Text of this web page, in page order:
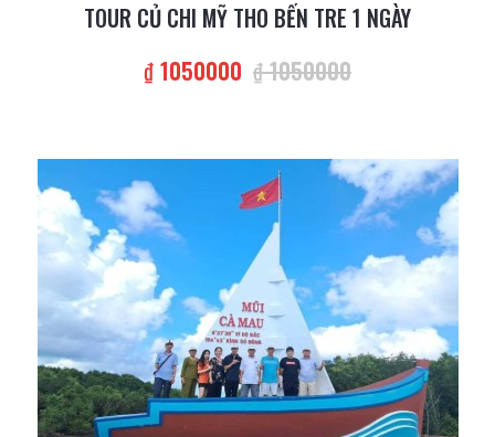
TOUR CỦ CHI MỸ THO BẾN TRE 1 NGÀY
₫ 1050000 ₫ 1050000